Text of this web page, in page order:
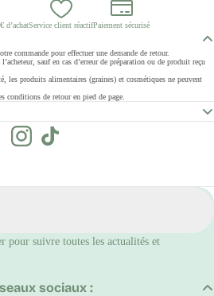
d’achatService client réactifPaiement sécurisé
commande pour effectuer une demande de retour.
sauf en cas d’erreur de préparation ou de produit reçu
les produits alimentaires (graines) et cosmétiques ne peuvent
conditions de retour en pied de page.
pour suivre toutes les actualités et
sociaux :